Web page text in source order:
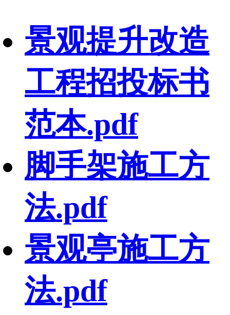
景观提升改造
工程招投标书
范本.pdf
脚手架施工方
法.pdf
景观亭施工方
法.pdf